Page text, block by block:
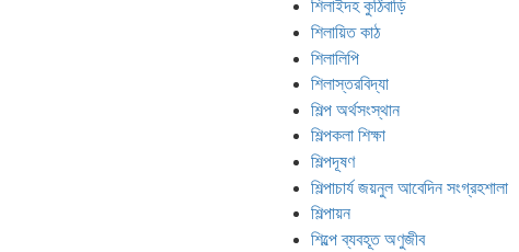
শিলাইদহ কুঠিবাড়ি
শিলায়িত কাঠ
শিলালিপি
শিলাস্তরবিদ্যা
শিল্প অর্থসংস্থান
শিল্পকলা শিক্ষা
শিল্পদূষণ
শিল্পাচার্য জয়নুল আবেদিন সংগ্রহশালা
শিল্পায়ন
শিল্পে ব্যবহূত অণুজীব